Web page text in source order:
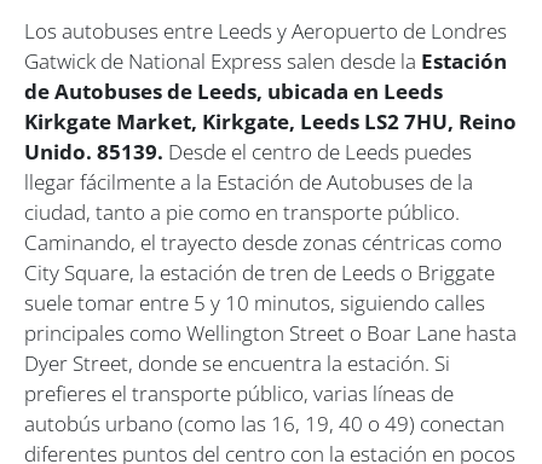
Los autobuses entre Leeds y Aeropuerto de Londres
Gatwick de National Express salen desde la Estación
de Autobuses de Leeds, ubicada en Leeds
Kirkgate Market, Kirkgate, Leeds LS2 7HU, Reino
Unido. 85139. Desde el centro de Leeds puedes
llegar fácilmente a la Estación de Autobuses de la
ciudad, tanto a pie como en transporte público.
Caminando, el trayecto desde zonas céntricas como
City Square, la estación de tren de Leeds o Briggate
suele tomar entre 5 y 10 minutos, siguiendo calles
principales como Wellington Street o Boar Lane hasta
Dyer Street, donde se encuentra la estación. Si
prefieres el transporte público, varias líneas de
autobús urbano (como las 16, 19, 40 o 49) conectan
diferentes puntos del centro con la estación en pocos